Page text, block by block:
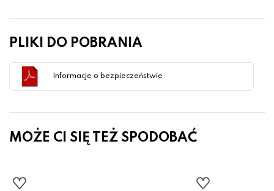
PLIKI DO POBRANIA
Informacje o bezpieczeństwie
MOŻE CI SIĘ TEŻ SPODOBAĆ